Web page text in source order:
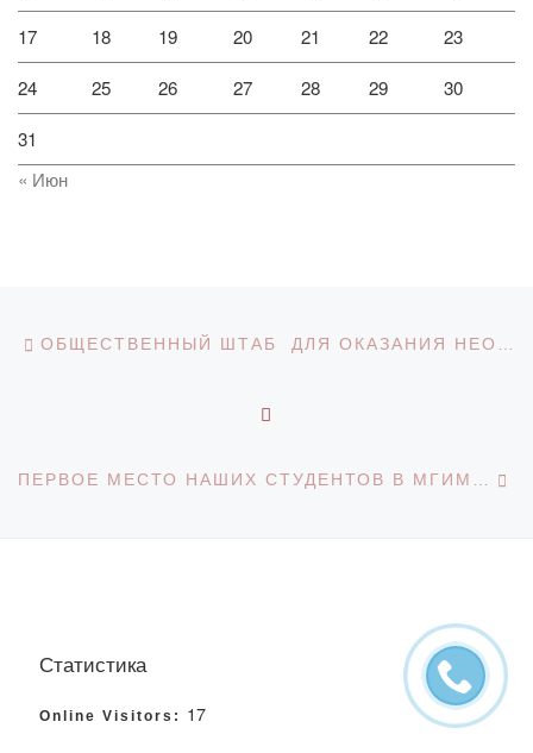
17 18 19 20 21 22 23
24 25 26 27 28 29 30
31
« Июн
Навигация по записям ОБЩЕСТВЕННЫЙ ШТАБ ДЛЯ ОКАЗАНИЯ НЕОБХОДИМОЙ ИНФОРМАЦИОННОЙ И КОНСУЛЬТАЦИОННОЙ ПОМОЩИ ЖИТЕЛЯМ НАШЕГО РЕГИОНА.
ПЕРВОЕ МЕСТО НАШИХ СТУДЕНТОВ В МГИМО МИД РФ
Статистика
Online Visitors: 17